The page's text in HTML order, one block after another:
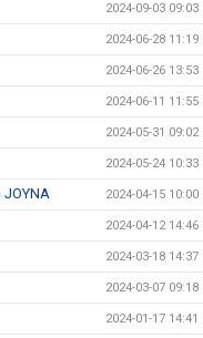
2024-09-03 09:03
2024-06-28 11:19
2024-06-26 13:53
2024-06-11 11:55
2024-05-31 09:02
2024-05-24 10:33
2024-04-15 10:00
2024-04-12 14:46
2024-03-18 14:37
2024-03-07 09:18
2024-01-17 14:41